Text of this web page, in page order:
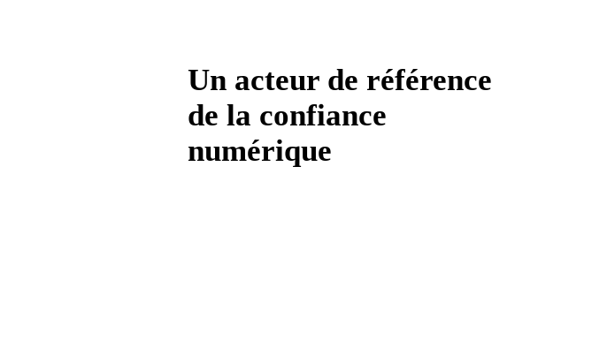
Un acteur de référence
de la confiance
numérique